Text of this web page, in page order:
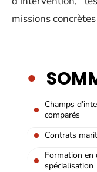
missions
Champs
comparés
Contrats
Formation en
spécialisation